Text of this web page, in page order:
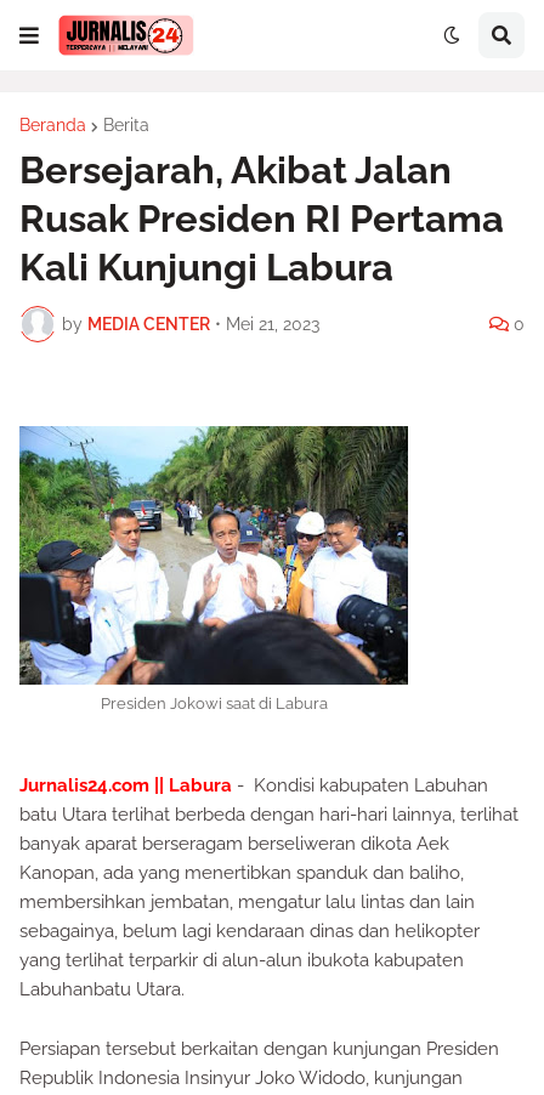
Beranda Berita
Bersejarah, Akibat Jalan
Rusak Presiden RI Pertama
Kali Kunjungi Labura
by MEDIA CENTER • Mei 21, 2023 0
Presiden Jokowi saat di Labura
Jurnalis24.com || Labura - Kondisi kabupaten Labuhan
batu Utara terlihat berbeda dengan hari-hari lainnya, terlihat
banyak aparat berseragam berseliweran dikota Aek
Kanopan, ada yang menertibkan spanduk dan baliho,
membersihkan jembatan, mengatur lalu lintas dan lain
sebagainya, belum lagi kendaraan dinas dan helikopter
yang terlihat terparkir di alun-alun ibukota kabupaten
Labuhanbatu Utara.
Persiapan tersebut berkaitan dengan kunjungan Presiden
Republik Indonesia Insinyur Joko Widodo, kunjungan